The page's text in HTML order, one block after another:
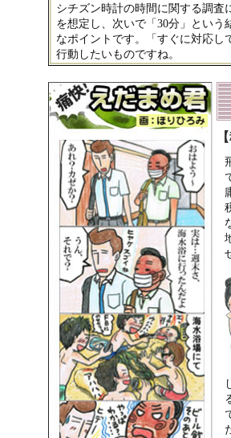
シチズン時計の時間に関する調査
を想定し、次いで「30分」とい
なポイントです。「すぐに対応し
行動したいものですね。